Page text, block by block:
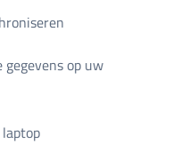
gegevens op uw